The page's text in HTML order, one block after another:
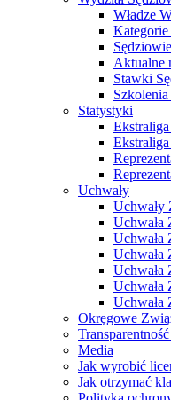
Władze
Aktualne
Stawki
Statystyki
Uchwały
Uchwały
Uchwała
Uchwała
Uchwała
Uchwała
Uchwała
Uchwała
Okręgowe
Media
Jak wyrobić
Jak otrzymać